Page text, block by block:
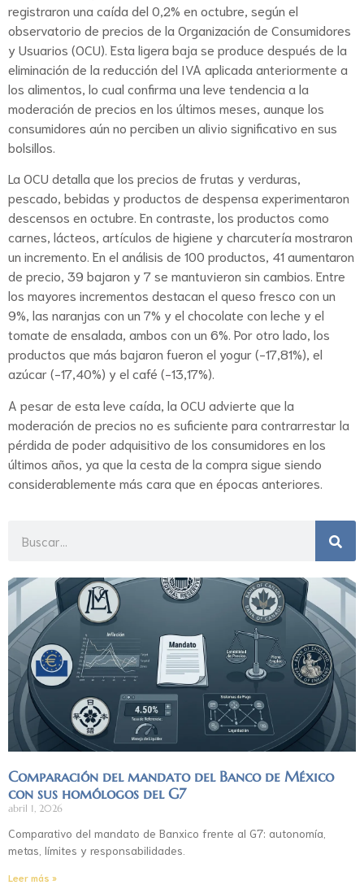
registraron una caída del 0,2% en octubre, según el
observatorio de precios de la Organización de Consumidores
y Usuarios (OCU). Esta ligera baja se produce después de la
eliminación de la reducción del IVA aplicada anteriormente a
los alimentos, lo cual confirma una leve tendencia a la
moderación de precios en los últimos meses, aunque los
consumidores aún no perciben un alivio significativo en sus
bolsillos.
La OCU detalla que los precios de frutas y verduras,
pescado, bebidas y productos de despensa experimentaron
descensos en octubre. En contraste, los productos como
carnes, lácteos, artículos de higiene y charcutería mostraron
un incremento. En el análisis de 100 productos, 41 aumentaron
de precio, 39 bajaron y 7 se mantuvieron sin cambios. Entre
los mayores incrementos destacan el queso fresco con un
9%, las naranjas con un 7% y el chocolate con leche y el
tomate de ensalada, ambos con un 6%. Por otro lado, los
productos que más bajaron fueron el yogur (-17,81%), el
azúcar (-17,40%) y el café (-13,17%).
A pesar de esta leve caída, la OCU advierte que la
moderación de precios no es suficiente para contrarrestar la
pérdida de poder adquisitivo de los consumidores en los
últimos años, ya que la cesta de la compra sigue siendo
considerablemente más cara que en épocas anteriores.
Comparación del mandato del Banco de México
con sus homólogos del G7
abril 1, 2026
Comparativo del mandato de Banxico frente al G7: autonomía,
metas, límites y responsabilidades.
Leer más »